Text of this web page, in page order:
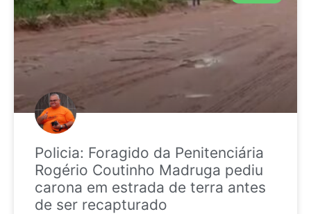
Policia: Foragido da Penitenciária
Rogério Coutinho Madruga pediu
carona em estrada de terra antes
de ser recapturado